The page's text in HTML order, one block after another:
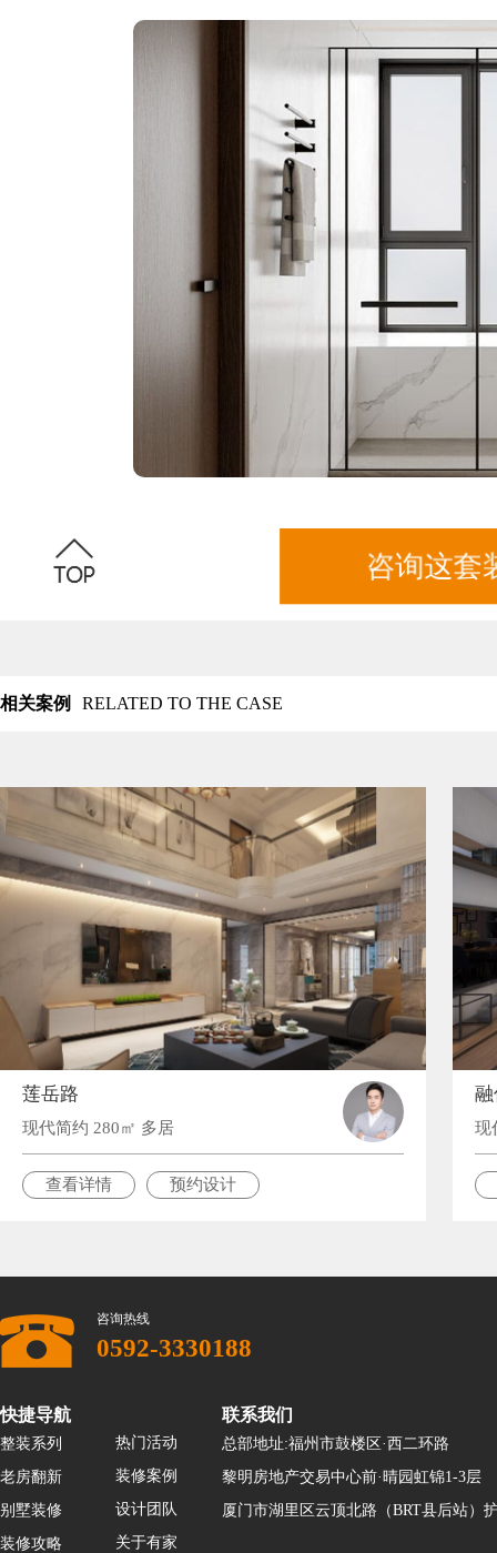
咨询这套
相关案例 RELATED TO THE CASE
莲岳路
现代简约 280㎡ 多居
查看详情 预约设计
现
咨询热线
0592-3330188
快捷导航
整装系列
老房翻新
别墅装修
装修攻略
热门活动
装修案例
设计团队
关于有家
联系我们
总部地址:福州市鼓楼区·西二环路
黎明房地产交易中心前·晴园虹锦1-3层
厦门市湖里区云顶北路（BRT县后站）